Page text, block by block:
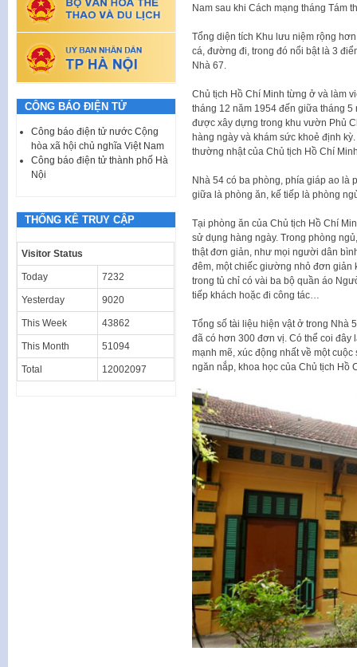
Nam sau khi Cách mạng tháng Tám
Tổng diện tích Khu lưu niệm rộng
cá, đường đi, trong đó nổi bật là 3
Nhà 67.
Chủ tịch Hồ Chí Minh từng ở và làm
tháng 12 năm 1954 đến giữa tháng
được xây dựng trong khu vườn Phủ
hàng ngày và khám sức khoẻ định
thường nhật của Chủ tịch Hồ Chí
Nhà 54 có ba phòng, phía giáp ao là
giữa là phòng ăn, kế tiếp là phòng
Tại phòng ăn của Chủ tịch Hồ Chí
sử dụng hàng ngày. Trong phòng
thật đơn giản, như mọi người dân
đêm, một chiếc giường nhỏ đơn giản
trong tủ chỉ có vài ba bộ quần áo
tiếp khách hoặc đi công tác…
Tổng số tài liệu hiện vật ở trong Nhà
đã có hơn 300 đơn vị. Có thể coi
mạnh mẽ, xúc động nhất về một
ngăn nắp, khoa học của Chủ tịch Hồ
CÔNG BÁO ĐIỆN TỬ
Công báo điện tử nước Cộng
hòa xã hội chủ nghĩa Việt Nam
Công báo điện tử thành phố Hà
Nội
THỐNG KÊ TRUY CẬP
Visitor Status
Today 7232
Yesterday 9020
This Week 43862
This Month 51094
Total 12002097